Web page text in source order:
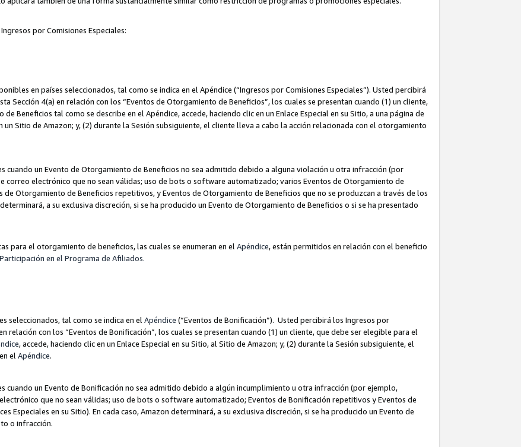
por Comisiones Especiales:
en países seleccionados, tal como se indica en el Apéndice (“Ingresos por Comisiones Especiales”). Usted percibirá
Sección 4(a) en relación con los “Eventos de Otorgamiento de Beneficios”, los cuales se presentan cuando (1) un cliente,
Beneficios tal como se describe en el Apéndice, accede, haciendo clic en un Enlace Especial en su Sitio, a una página de
Sitio de Amazon; y, (2) durante la Sesión subsiguiente, el cliente lleva a cabo la acción relacionada con el otorgamiento
cuando un Evento de Otorgamiento de Beneficios no sea admitido debido a alguna violación u otra infracción (por
electrónico que no sean válidas; uso de bots o software automatizado; varios Eventos de Otorgamiento de
de Otorgamiento de Beneficios repetitivos, y Eventos de Otorgamiento de Beneficios que no se produzcan a través de los
a su exclusiva discreción, si se ha producido un Evento de Otorgamiento de Beneficios o si se ha presentado
para el otorgamiento de beneficios, las cuales se enumeran en el Apéndice, están permitidos en relación con el beneficio
en el Programa de Afiliados.
seleccionados, tal como se indica en el Apéndice (“Eventos de Bonificación”). Usted percibirá los Ingresos por
relación con los “Eventos de Bonificación”, los cuales se presentan cuando (1) un cliente, que debe ser elegible para el
, accede, haciendo clic en un Enlace Especial en su Sitio, al Sitio de Amazon; y, (2) durante la Sesión subsiguiente, el
el Apéndice.
cuando un Evento de Bonificación no sea admitido debido a algún incumplimiento u otra infracción (por ejemplo,
que no sean válidas; uso de bots o software automatizado; Eventos de Bonificación repetitivos y Eventos de
Especiales en su Sitio). En cada caso, Amazon determinará, a su exclusiva discreción, si se ha producido un Evento de
o infracción.